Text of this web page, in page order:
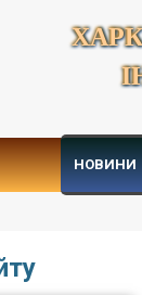
НОВИНИ